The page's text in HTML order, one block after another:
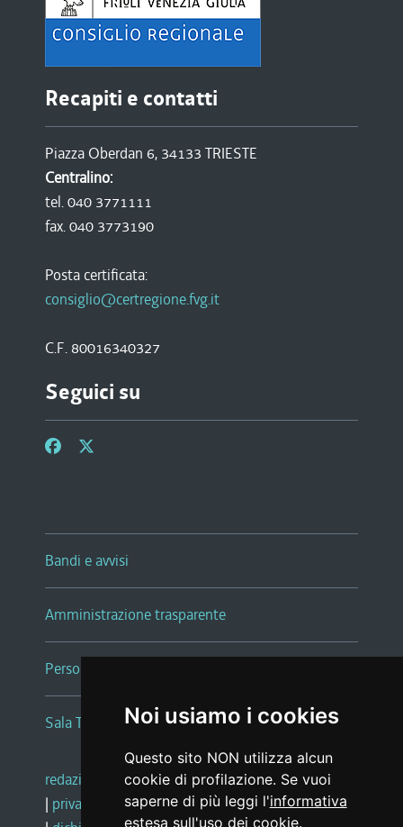
Noi usiamo i cookies
Questo sito NON utilizza alcun
cookie di profilazione. Se vuoi
saperne di più leggi l'informativa
estesa sull'uso dei cookie.
Recapiti e contatti
Piazza Oberdan 6, 34133 TRIESTE
Centralino:
tel. 040 3771111
fax. 040 3773190
Posta certificata:
consiglio@certregione.fvg.it
C.F. 80016340327
Seguici su
Bandi e avvisi
Amministrazione trasparente
Persone e Uffici
Sala Tiziano Tessitori
redazione web |note legali |glossario
| privacy
social media policy